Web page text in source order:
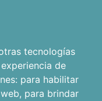
tecnologías
de
para habilitar
, para brindar